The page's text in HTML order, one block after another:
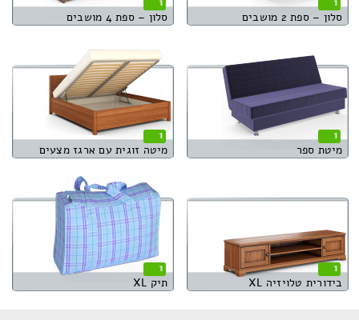
סלון – ספת 2 מושבים סלון – ספת 4 מושבים
1
מיטת ספר
1
מיטה זוגית עם ארגז מצעים
1
בידורית טלויזיה XL
1
תיק XL